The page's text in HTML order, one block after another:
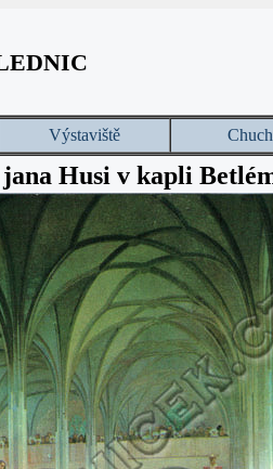
Výstaviště
Husi v kapli